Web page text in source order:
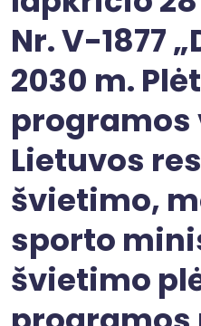
Nr. V-1877
2030 m.
Lietuvos
švietimo,
sporto
švietimo